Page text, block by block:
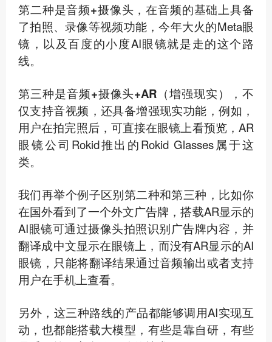
第二种是音频+摄像头 ，在音频的基础上具备
了拍照、录像等视频功能，今年大火的Meta眼
镜，以及百度的小度AI眼镜就是走的这个路
线。
第三种是音频+摄像头+AR（增强现实）
，不
仅支持音视频，还具备增强现实功能，例如，
用户在拍完照后，可直接在眼镜上看预览，AR
眼镜公司Rokid推出的Rokid Glasses属于这
类。
我们再举个例子区别第二种和第三种，比如你
在国外看到了一个外文广告牌，搭载AR显示的
AI眼镜可通过摄像头拍照识别广告牌内容，并
翻译成中文显示在眼镜上，而没有AR显示的AI
眼镜，只能将翻译结果通过音频输出或者支持
用户在手机上查看。
另外，这三种路线的产品都能够调用AI实现互
动，也都能搭载大模型，有些是靠自研，有些